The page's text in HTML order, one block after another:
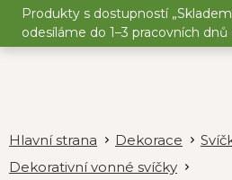
Přejít
obsah
Produkty s dostupností
odesíláme do 1–3 pracovních
Dekorace
Dekorativní vonné svíčky